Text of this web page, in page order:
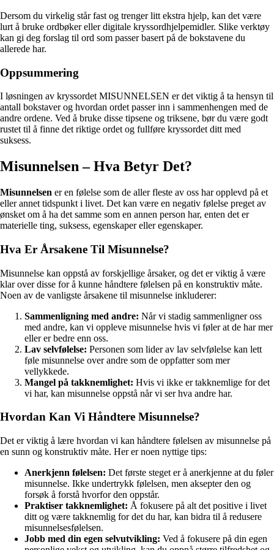
Dersom du virkelig står fast og trenger litt ekstra hjelp, kan det være
lurt å bruke ordbøker eller digitale kryssordhjelpemidler. Slike verktøy
kan gi deg forslag til ord som passer basert på de bokstavene du
allerede har.
Oppsummering
I løsningen av kryssordet MISUNNELSEN er det viktig å ta hensyn til
antall bokstaver og hvordan ordet passer inn i sammenhengen med de
andre ordene. Ved å bruke disse tipsene og triksene, bør du være godt
rustet til å finne det riktige ordet og fullføre kryssordet ditt med
suksess.
Misunnelsen – Hva Betyr Det?
Misunnelsen er en følelse som de aller fleste av oss har opplevd på et
eller annet tidspunkt i livet. Det kan være en negativ følelse preget av
ønsket om å ha det samme som en annen person har, enten det er
materielle ting, suksess, egenskaper eller egenskaper.
Hva Er Årsakene Til Misunnelse?
Misunnelse kan oppstå av forskjellige årsaker, og det er viktig å være
klar over disse for å kunne håndtere følelsen på en konstruktiv måte.
Noen av de vanligste årsakene til misunnelse inkluderer:
Sammenligning med andre: Når vi stadig sammenligner oss
med andre, kan vi oppleve misunnelse hvis vi føler at de har mer
eller er bedre enn oss.
Lav selvfølelse: Personen som lider av lav selvfølelse kan lett
føle misunnelse over andre som de oppfatter som mer
vellykkede.
Mangel på takknemlighet: Hvis vi ikke er takknemlige for det
vi har, kan misunnelse oppstå når vi ser hva andre har.
Hvordan Kan Vi Håndtere Misunnelse?
Det er viktig å lære hvordan vi kan håndtere følelsen av misunnelse på
en sunn og konstruktiv måte. Her er noen nyttige tips:
Anerkjenn følelsen: Det første steget er å anerkjenne at du føler
misunnelse. Ikke undertrykk følelsen, men aksepter den og
forsøk å forstå hvorfor den oppstår.
Praktiser takknemlighet: Å fokusere på alt det positive i livet
ditt og være takknemlig for det du har, kan bidra til å redusere
misunnelsesfølelsen.
Jobb med din egen selvutvikling: Ved å fokusere på din egen